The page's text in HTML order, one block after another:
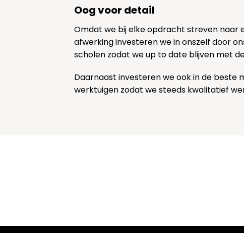
Oog voor detail
Omdat we bij elke opdracht streven naar
afwerking investeren we in onszelf door
scholen zodat we up to date blijven met
Daarnaast investeren we ook in de beste
werktuigen zodat we steeds kwalitatief